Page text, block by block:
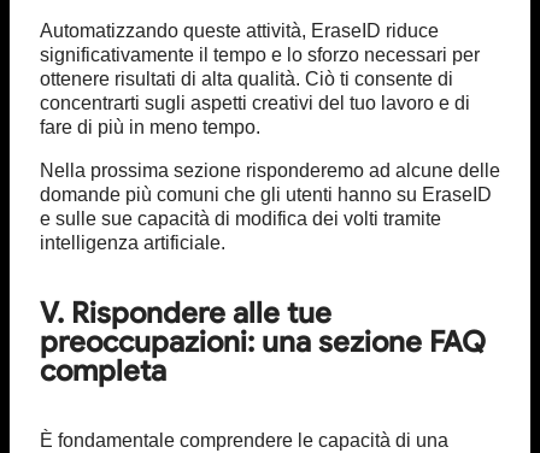
Automatizzando queste attività, EraseID riduce
significativamente il tempo e lo sforzo necessari per
ottenere risultati di alta qualità. Ciò ti consente di
concentrarti sugli aspetti creativi del tuo lavoro e di
fare di più in meno tempo.
Nella prossima sezione risponderemo ad alcune delle
domande più comuni che gli utenti hanno su EraseID
e sulle sue capacità di modifica dei volti tramite
intelligenza artificiale.
V. Rispondere alle tue
preoccupazioni: una sezione FAQ
completa
È fondamentale comprendere le capacità di una